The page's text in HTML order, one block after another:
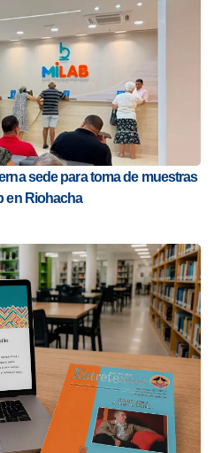
sede para toma de muestras
en Riohacha